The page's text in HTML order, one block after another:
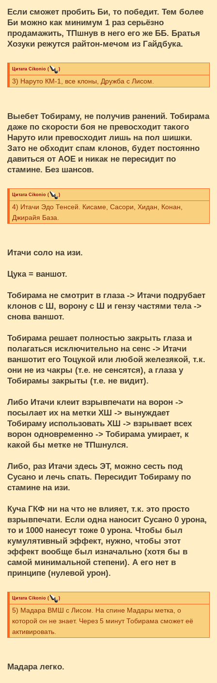
Если сможет пробить Би, то победит. Тем более
Би можно как минимум 1 раз серьёзно
продамажить, ТПшнув в него его же ББ. Братья
Хозуки режутся райтон-мечом из Гайдбука.
Цитата Cikоnio ( )
3) Наруто КМ-1, все клоны, Дружба с Лисом.
Выебет Тобираму, не получив ранений. Тобирама
даже по скорости боя не превосходит такого
Наруто или превосходит лишь на пол шишки.
Зато не обходит спам клонов, будет постоянно
давиться от АОЕ и никак не пересидит по
стамине. Без шансов.
Цитата Cikоnio ( )
4) Итачи Эдо Тенсей. Кисаме, Сасори, Хидан, Конан,
Джирайя База.
Итачи соло на изи.
Цука = ваншот.
Тобирама не смотрит в глаза -> Итачи подрубает
клонов с Ш, ворону с Ш и гензу частями тела ->
снова ваншот.
Тобирама решает полностью закрыть глаза и
полагаться исключительно на сенс -> Итачи
ваншотит его Тоцукой или любой железякой, т.к.
они не из чакры (т.е. не сенсятся), а глаза у
Тобирамы закрыты (т.е. не видит).
Либо Итачи клеит взрывпечати на ворон ->
посылает их на метки ХШ -> вынуждает
Тобираму использовать ХШ -> взрывает всех
ворон одновременно -> Тобирама умирает, к
какой бы метке не ТПшнулся.
Либо, раз Итачи здесь ЭТ, можно сесть под
Сусано и лечь спать. Пересидит Тобираму по
стамине на изи.
Куча ГКФ ни на что не влияет, т.к. это просто
взрывпечати. Если одна наносит Сусано 0 урона,
то и 1000 нанесут тоже 0 урона. Чтобы был
кумулятивный эффект, нужно, чтобы этот
эффект вообще был изначально (хотя бы в
самой минимальной степени). А его нет в
принципе (нулевой урон).
Цитата Cikоnio ( )
5) Мадара ВМШ с Лисом. На спине Мадары метка, о
которой он не знает. Через 5 минут Тобирама сможет её
активировать.
Мадара легко.